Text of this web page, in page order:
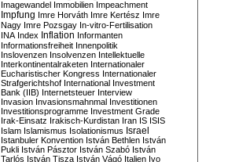
Imagewandel Immobilien Impeachment
Impfung Imre Horváth Imre Kertész Imre
Nagy Imre Pozsgay In-vitro-Fertilisation
INA Index Inflation Informanten
Informationsfreiheit Innenpolitik
Inslovenzen Insolvenzen Intellektuelle
Interkontinentalraketen Internationaler
Eucharistischer Kongress Internationaler
Strafgerichtshof International Investment
Bank (IIB) Internetsteuer Interview
Invasion Invasionsmahnmal Investitionen
Investitionsprogramme Investment Grade
Irak-Einsatz Irakisch-Kurdistan Iran IS ISIS
Islam Islamismus Isolationismus Israel
Istanbuler Konvention István Bethlen István
Pukli István Pásztor István Szabó István
Tarlós István Tisza István Vágó Italien Ivo